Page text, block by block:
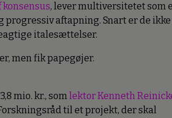
, lever multiversitetet som
aftapning. Snart er de
italesættelser.
men fik papegøjer.
mio. kr., somlektor Kenneth
til et projekt, der skal